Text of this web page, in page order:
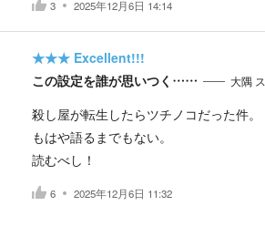
3 2025年12月6日 14:14
★★★ Excellent!!!
この設定を誰が思いつく……
大隅
殺し屋が転生したらツチノコだった件。
もはや語るまでもない。
読むべし！
6 2025年12月6日 11:32